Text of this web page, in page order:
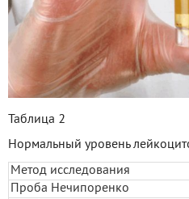
Таблица 2
Нормальный уровень
Метод исследования
Проба Нечипоренко